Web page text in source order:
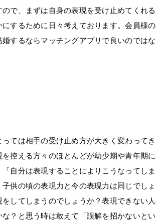
で、まずは自身の表現を受け止めてくれ
するために日々考えております。会員様
するならマッチングアプリで良いのでは
ては相手の受け止め方が大きく変わって
控える方々のほとんどが幼少期や青年期
自分は表現することによりこうなってし
供の頃の表現力と今の表現力は同じでし
してしまうのでしょうか？表現できない
？と思う時は敢えて「誤解を招かないと